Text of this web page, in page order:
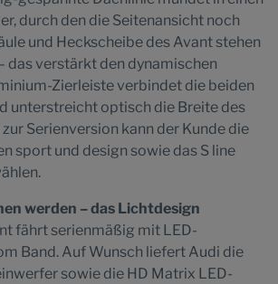
durch den die Seitenansicht noch
und Heckscheibe des Avant stehen
das verstärkt den dynamischen
Zierleiste verbindet die beiden
unterstreicht optisch die Breite des
Serienversion kann der Kunde die
sport und design sowie das S line
werden – das Lichtdesign
fährt serienmäßig mit LED-
Band. Auf Wunsch liefert Audi die
sowie die HD Matrix LED-